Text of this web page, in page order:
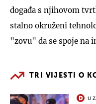
događa s njihovom
stalno okruženi
"zovu" da se spoje na
TRI VIJESTI O
U